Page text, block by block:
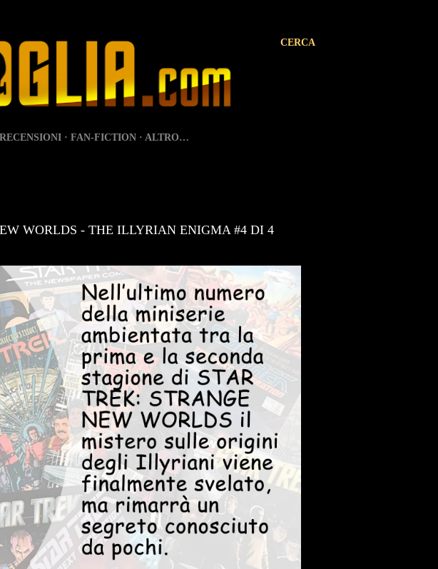
CERCA
RECENSIONI FAN-FICTION ALTRO…
WORLDS - THE ILLYRIAN ENIGMA #4 DI 4